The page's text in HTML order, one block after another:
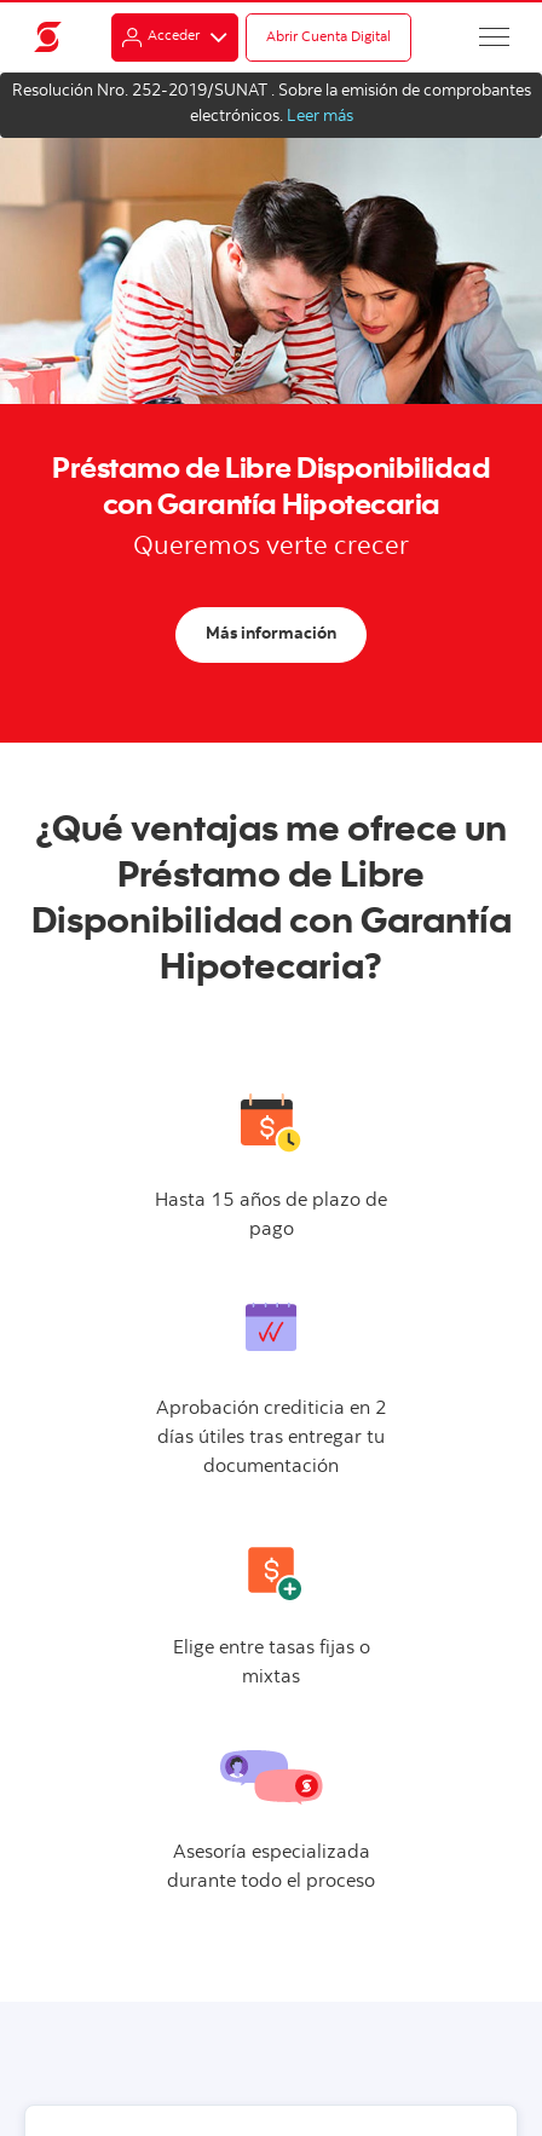
Acceder Abrir Cuenta Digital
Resolución Nro. 252-2019/SUNAT . Sobre la emisión de comprobantes
electrónicos. Leer más
Préstamo de Libre Disponibilidad
con Garantía Hipotecaria
Queremos verte crecer
Más información
¿Qué ventajas me ofrece un
Préstamo de Libre
Disponibilidad con Garantía
Hipotecaria?
Hasta 15 años de plazo de
pago
Aprobación crediticia en 2
días útiles tras entregar tu
documentación
Elige entre tasas fijas o
mixtas
Asesoría especializada
durante todo el proceso